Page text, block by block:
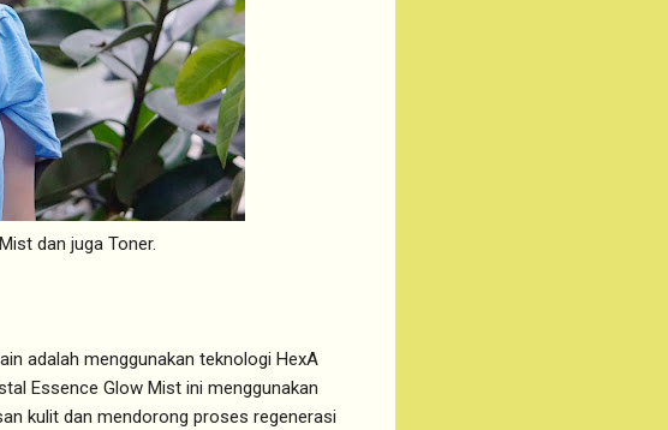
dan juga Toner.
adalah menggunakan teknologi HexA
Essence Glow Mist ini menggunakan
kulit dan mendorong proses regenerasi